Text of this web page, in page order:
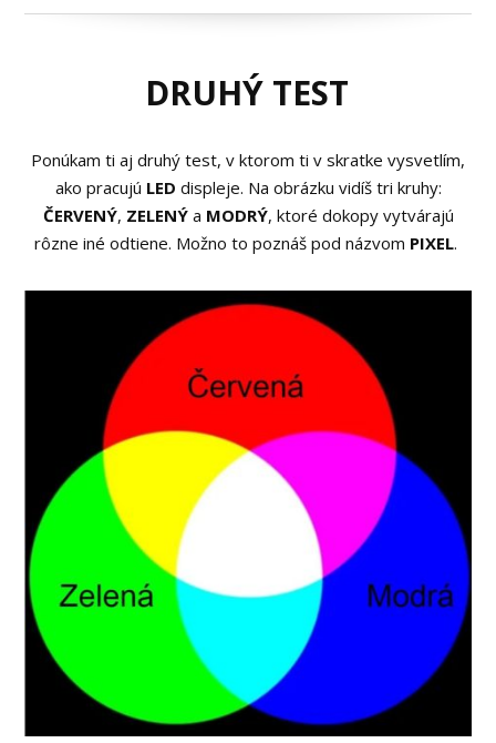
DRUHÝ TEST
Ponúkam ti aj druhý test, v ktorom ti v skratke vysvetlím,
ako pracujú LED displeje. Na obrázku vidíš tri kruhy:
ČERVENÝ, ZELENÝa MODRÝ, ktoré dokopy vytvárajú
rôzne iné odtiene. Možno to poznáš pod názvom PIXEL.